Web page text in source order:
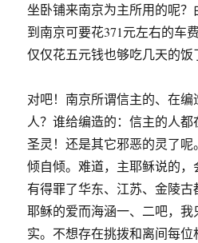
坐卧铺来南京为主所用的呢
到南京可要花371元左右的车
仅仅花五元钱也够吃几天的饭
对吧！南京所谓信主的、在
人？谁给编造的：信主的人
圣灵！还是其它邪恶的灵了呢
倾自倾。难道，主耶稣说的
有得罪了华东、江苏、金陵
耶稣的爱而海涵一、二吧，
实。不想存在挑拨和离间每